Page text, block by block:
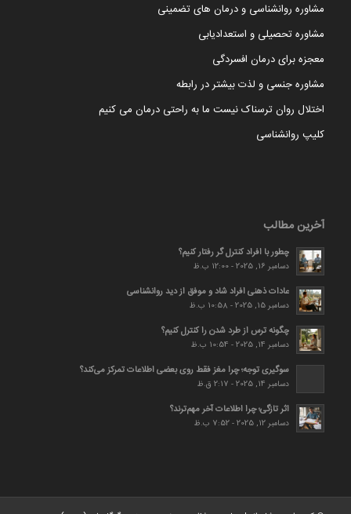
مشاوره روانشناسی و درمان های تضمینی
مشاوره تحصیلی و استعدادیابی
معجزه برای درمان افسردگی
مشاوره جنسی و لذت بیشتر در رابطه
اختلال روان ترسناک نیست ما به راحتی درمان می کنیم
کلیپ روانشناسی
آخرین مطالب
چطور با افراد کنترل گر رفتار کنیم؟
دسامبر 16, 2025 - 12:00 ب.ظ
عادات ذهنی افراد شاد و موفق از دید روانشناسی
دسامبر 15, 2025 - 10:58 ب.ظ
چگونه ترس از طرد شدن را کنترل کنیم؟
دسامبر 14, 2025 - 10:54 ب.ظ
سوگیری توجه؛ چرا مغز فقط روی بعضی اطلاعات تمرکز می‌کند؟
دسامبر 14, 2025 - 2:17 ق.ظ
اثر تازگی؛ چرا اطلاعات آخر مهم‌ترند؟
دسامبر 12, 2025 - 7:52 ب.ظ